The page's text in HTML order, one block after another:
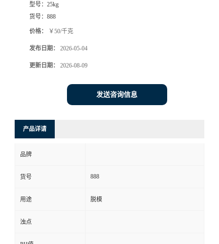
型号： 25kg
货号： 888
价格： ￥50/千克
发布日期： 2026-05-04
更新日期： 2026-08-09
发送咨询信息
产品详请
品牌
货号 888
用途 脱模
浊点